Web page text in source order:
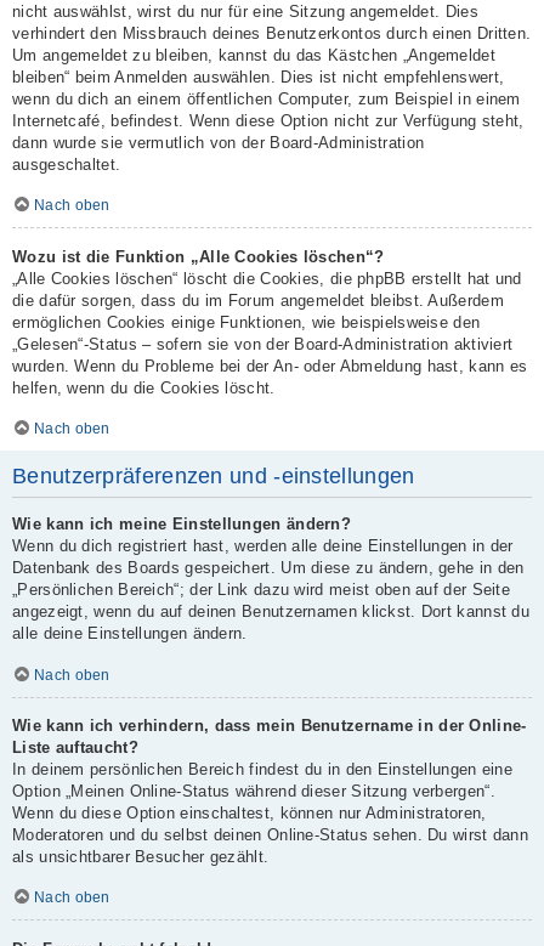
nicht auswählst, wirst du nur für eine Sitzung angemeldet. Dies
verhindert den Missbrauch deines Benutzerkontos durch einen Dritten.
Um angemeldet zu bleiben, kannst du das Kästchen „Angemeldet
bleiben“ beim Anmelden auswählen. Dies ist nicht empfehlenswert,
wenn du dich an einem öffentlichen Computer, zum Beispiel in einem
Internetcafé, befindest. Wenn diese Option nicht zur Verfügung steht,
dann wurde sie vermutlich von der Board-Administration
ausgeschaltet.
Nach oben
Wozu ist die Funktion „Alle Cookies löschen“?
„Alle Cookies löschen“ löscht die Cookies, die phpBB erstellt hat und
die dafür sorgen, dass du im Forum angemeldet bleibst. Außerdem
ermöglichen Cookies einige Funktionen, wie beispielsweise den
„Gelesen“-Status – sofern sie von der Board-Administration aktiviert
wurden. Wenn du Probleme bei der An- oder Abmeldung hast, kann es
helfen, wenn du die Cookies löscht.
Nach oben
Benutzerpräferenzen und -einstellungen
Wie kann ich meine Einstellungen ändern?
Wenn du dich registriert hast, werden alle deine Einstellungen in der
Datenbank des Boards gespeichert. Um diese zu ändern, gehe in den
„Persönlichen Bereich“; der Link dazu wird meist oben auf der Seite
angezeigt, wenn du auf deinen Benutzernamen klickst. Dort kannst du
alle deine Einstellungen ändern.
Nach oben
Wie kann ich verhindern, dass mein Benutzername in der Online-
Liste auftaucht?
In deinem persönlichen Bereich findest du in den Einstellungen eine
Option „Meinen Online-Status während dieser Sitzung verbergen“.
Wenn du diese Option einschaltest, können nur Administratoren,
Moderatoren und du selbst deinen Online-Status sehen. Du wirst dann
als unsichtbarer Besucher gezählt.
Nach oben